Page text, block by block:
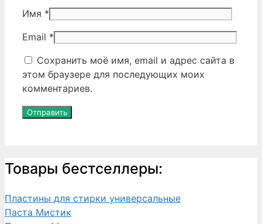
Имя *
Email *
Сохранить моё имя, email и адрес сайта в
этом браузере для последующих моих
комментариев.
Товары бестселлеры:
Пластины для стирки универсальные
Паста Мистик